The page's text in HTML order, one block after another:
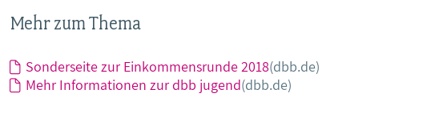
Mehr zum Thema
Sonderseite zur Einkommensrunde 2018(dbb.de)
Mehr Informationen zur dbb jugend(dbb.de)